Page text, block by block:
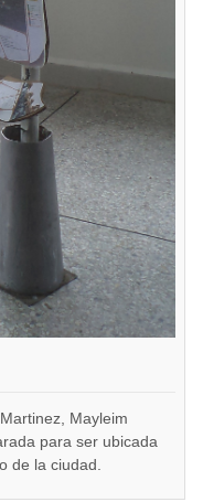
Mayleim
para ser ubicada
de la ciudad.